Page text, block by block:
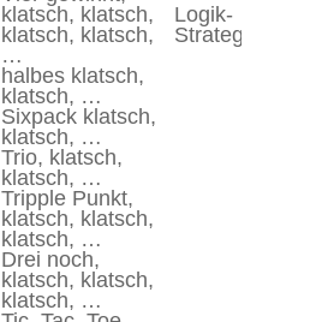
klatsch, klatsch,
klatsch, klatsch,
…
Logik-
Strategiespiel
halbes klatsch,
klatsch, …
Sixpack klatsch,
klatsch, …
Trio, klatsch,
klatsch, …
Tripple Punkt,
klatsch, klatsch,
klatsch, …
Drei noch,
klatsch, klatsch,
klatsch, …